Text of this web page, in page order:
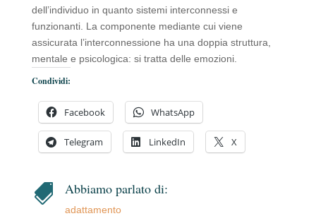
dell’individuo in quanto sistemi interconnessi e
funzionanti. La componente mediante cui viene
assicurata l’interconnessione ha una doppia struttura,
mentale e psicologica: si tratta delle emozioni.
Condividi:
Facebook WhatsApp
Telegram LinkedIn X
 Abbiamo parlato di:
adattamento